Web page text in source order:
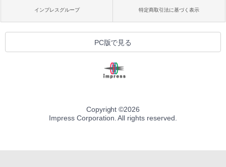
インプレスグループ 特定商取引法に基づく表示
PC版で見る
Copyright ©2026
Impress Corporation. All rights reserved.